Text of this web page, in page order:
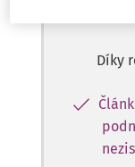
Díky